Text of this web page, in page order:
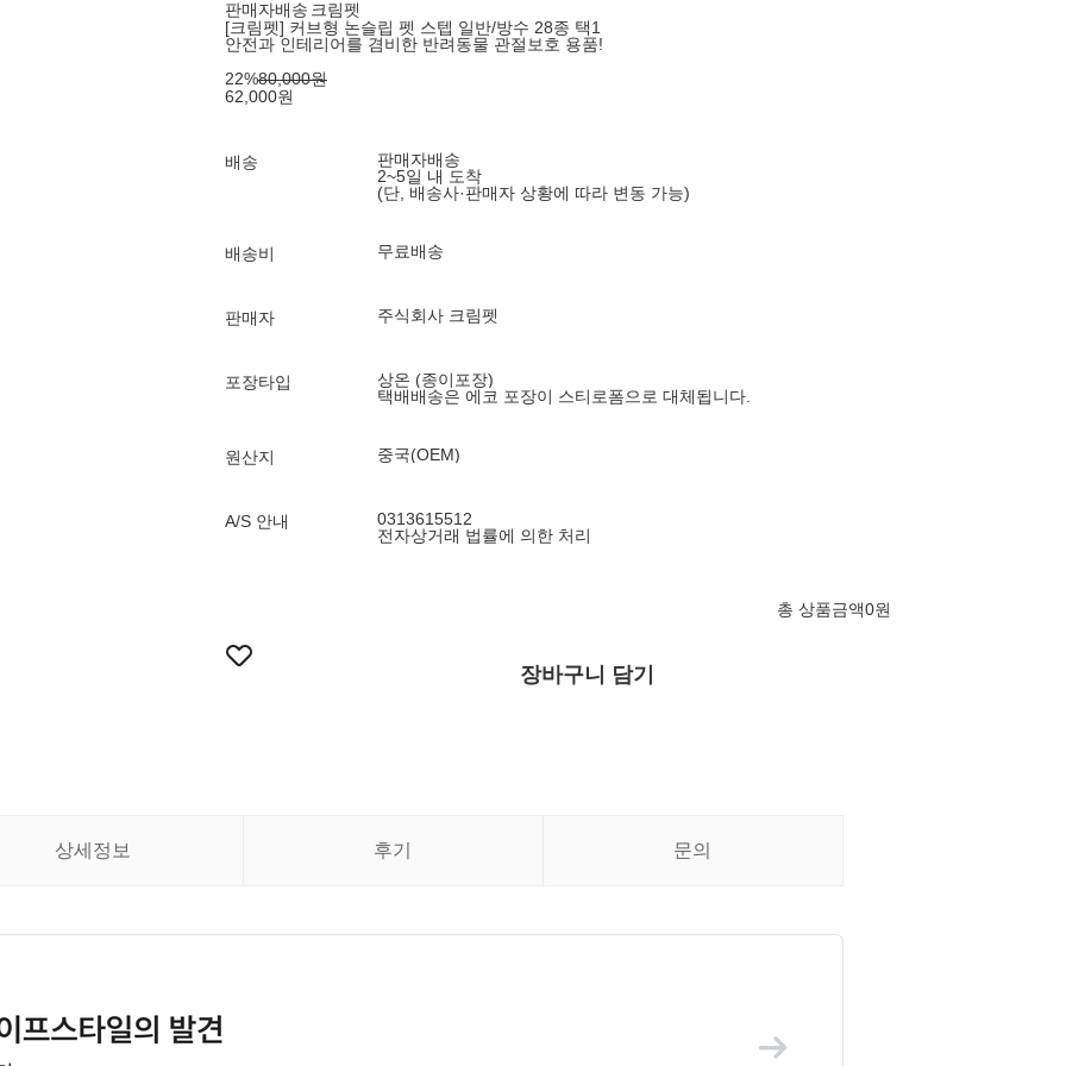
판매자배송 크림펫
[크림펫] 커브형 논슬립 펫 스텝 일반/방수 28종 택1
안전과 인테리어를 겸비한 반려동물 관절보호 용품!
22%80,000원
62,000원
배송
판매자배송
2~5일 내 도착
(단, 배송사·판매자 상황에 따라 변동 가능)
배송비 무료배송
판매자 주식회사 크림펫
포장타입
상온 (종이포장)
택배배송은 에코 포장이 스티로폼으로 대체됩니다.
원산지 중국(OEM)
A/S 안내
0313615512
전자상거래 법률에 의한 처리
총 상품금액0원
장바구니 담기
상세정보 후기 문의